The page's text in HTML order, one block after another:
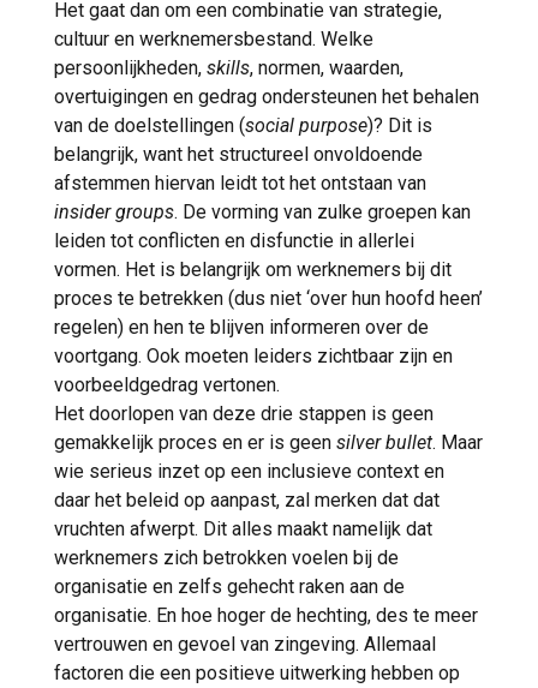
Het gaat dan om een combinatie van strategie,
cultuur en werknemersbestand. Welke
persoonlijkheden, skills, normen, waarden,
overtuigingen en gedrag ondersteunen het behalen
van de doelstellingen (social purpose)? Dit is
belangrijk, want het structureel onvoldoende
afstemmen hiervan leidt tot het ontstaan van
insider groups. De vorming van zulke groepen kan
leiden tot conflicten en disfunctie in allerlei
vormen. Het is belangrijk om werknemers bij dit
proces te betrekken (dus niet ‘over hun hoofd heen’
regelen) en hen te blijven informeren over de
voortgang. Ook moeten leiders zichtbaar zijn en
voorbeeldgedrag vertonen.
Het doorlopen van deze drie stappen is geen
gemakkelijk proces en er is geen silver bullet. Maar
wie serieus inzet op een inclusieve context en
daar het beleid op aanpast, zal merken dat dat
vruchten afwerpt. Dit alles maakt namelijk dat
werknemers zich betrokken voelen bij de
organisatie en zelfs gehecht raken aan de
organisatie. En hoe hoger de hechting, des te meer
vertrouwen en gevoel van zingeving. Allemaal
factoren die een positieve uitwerking hebben op